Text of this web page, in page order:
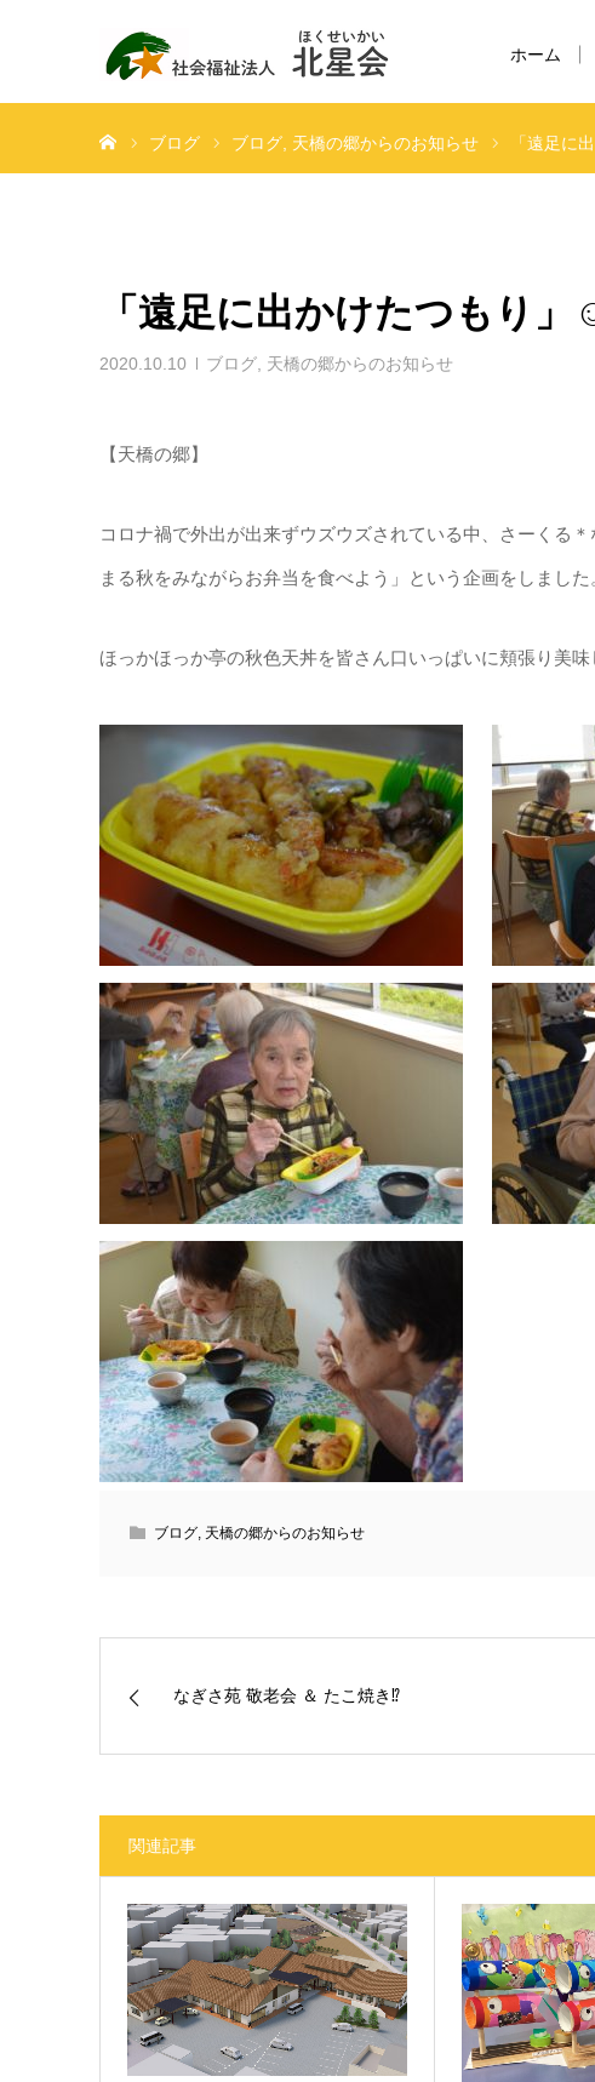
ホーム
ブログ ブログ 天橋の郷からのお知らせ 「遠足に
「遠足に出かけたつもり」
2020.10.10 ブログ 天橋の郷からのお知らせ
【天橋の郷】
コロナ禍で外出が出来ずウズウズされている中、さーくる
まる秋をみながらお弁当を食べよう」という企画をしました
ほっかほっか亭の秋色天丼を皆さん口いっぱいに頬張り美味
ブログ, 天橋の郷からのお知らせ
なぎさ苑 敬老会 ＆ たこ焼き⁉
関連記事